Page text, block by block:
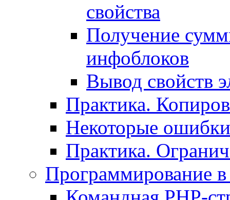
свойства
Получение
инфоблоков
Вывод свойств
Практика.
Некоторые
Практика.
Программирование